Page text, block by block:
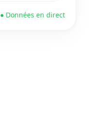
● Données en direct